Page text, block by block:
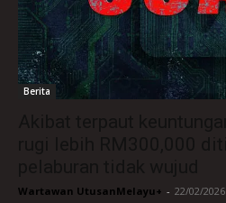
Berita
Wartawan UtusanMelayu+ - 22/02/2026